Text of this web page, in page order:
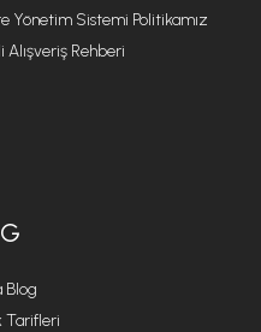
Yönetim Sistemi Politikamız
Alışveriş Rehberi
Blog
Tarifleri